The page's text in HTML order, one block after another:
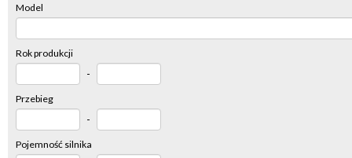
Model
Rok produkcji
-
Przebieg
-
Pojemność silnika